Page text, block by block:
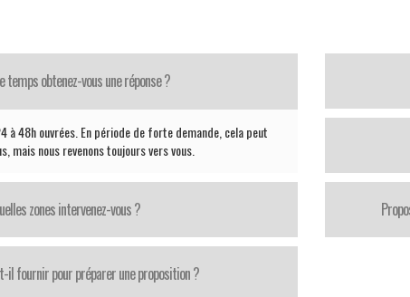
temps obtenez-vous une réponse ?
à 48h ouvrées. En période de forte demande, cela peut
mais nous revenons toujours vers vous.
zones intervenez-vous ?
il fournir pour préparer une proposition ?